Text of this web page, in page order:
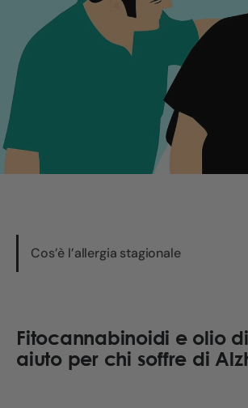
Cos’è l’allergia stagionale
Fitocannabinoidi e olio
aiuto per chi soffre di